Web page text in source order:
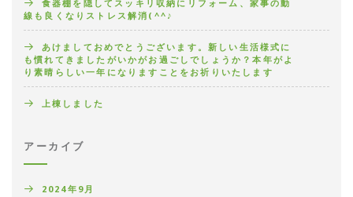
食器棚を隠してスッキリ収納にリフォーム、家事の動
線も良くなりストレス解消(^^♪
あけましておめでとうございます。新しい生活様式に
も慣れてきましたがいかがお過ごしでしょうか？本年がよ
り素晴らしい一年になりますことをお祈りいたします
上棟しました
アーカイブ
2024年9月